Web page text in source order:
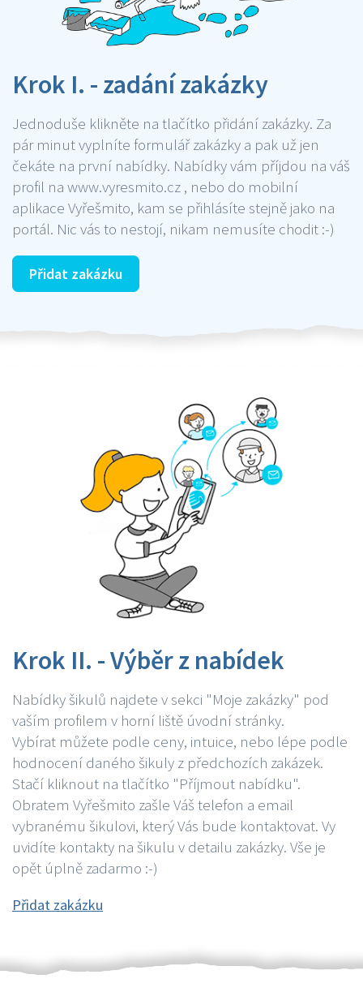
Krok I. - zadání zakázky
Jednoduše klikněte na tlačítko přidání zakázky. Za
pár minut vyplníte formulář zakázky a pak už jen
čekáte na první nabídky. Nabídky vám příjdou na váš
profil na www.vyresmito.cz , nebo do mobilní
aplikace Vyřešmito, kam se přihlásíte stejně jako na
portál. Nic vás to nestojí, nikam nemusíte chodit :-)
Přidat zakázku
Krok II. - Výběr z nabídek
Nabídky šikulů najdete v sekci "Moje zakázky" pod
vaším profilem v horní liště úvodní stránky.
Vybírat můžete podle ceny, intuice, nebo lépe podle
hodnocení daného šikuly z předchozích zakázek.
Stačí kliknout na tlačítko "Příjmout nabídku".
Obratem Vyřešmito zašle Váš telefon a email
vybranému šikulovi, který Vás bude kontaktovat. Vy
uvidíte kontakty na šikulu v detailu zakázky. Vše je
opět úplně zadarmo :-)
Přidat zakázku